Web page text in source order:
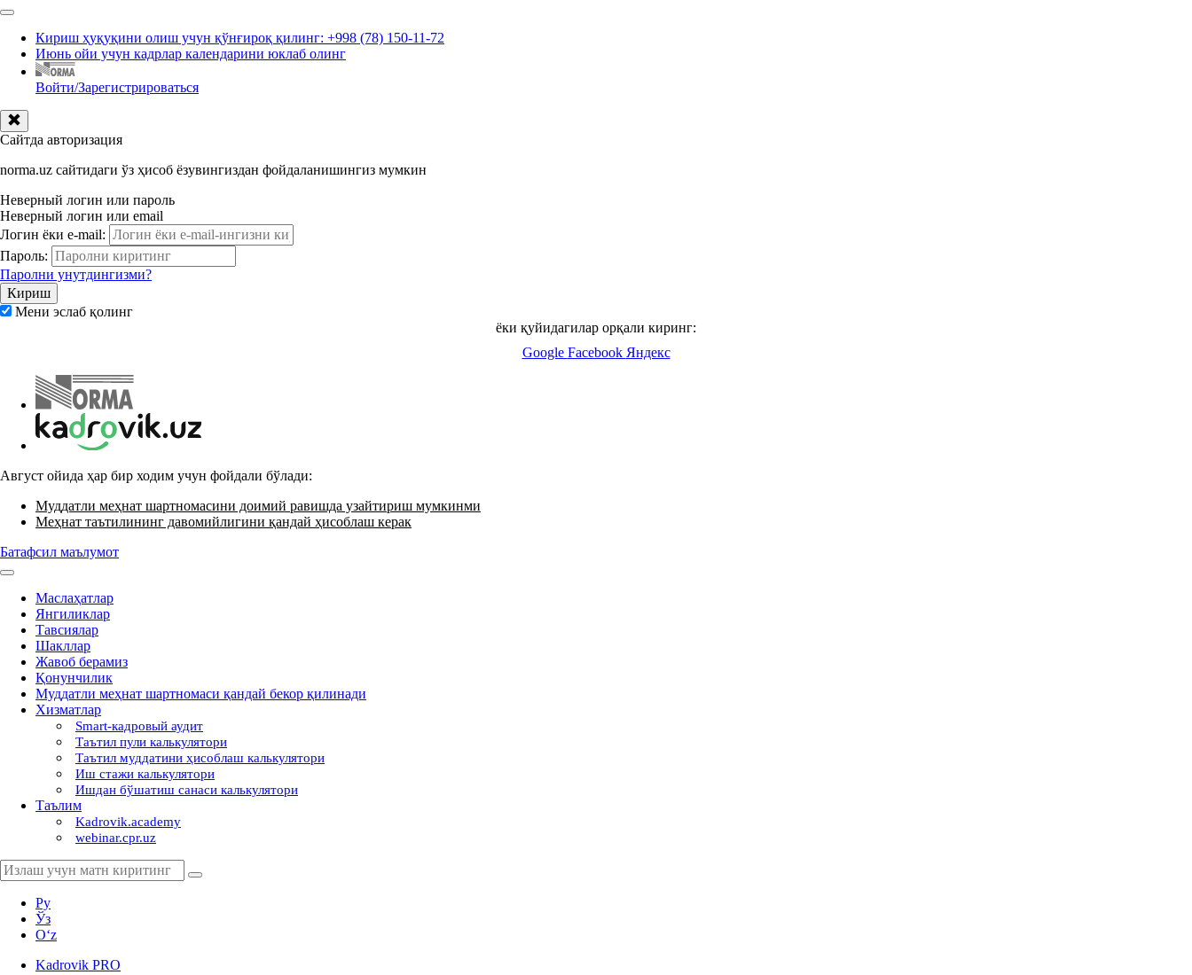
Кириш ҳуқуқини олиш учун қўнғироқ қилинг: +998 (78) 150-11-72
Июнь ойи учун кадрлар календарини юклаб олинг
Войти/Зарегистрироваться
Сайтда авторизация
norma.uz сайтидаги ўз ҳисоб ёзувингиздан фойдаланишингиз мумкин
Неверный логин или пароль
Неверный логин или email
Логин ёки e-mail:
Пароль:
Паролни унутдингизми?
Мени эслаб қолинг
ёки қуйидагилар орқали киринг:
Google Facebook Яндекс
Август ойида ҳар бир ходим учун фойдали бўлади:
Муддатли меҳнат шартномасини доимий равишда узайтириш мумкинми
Меҳнат таътилининг давомийлигини қандай ҳисоблаш керак
Батафсил маълумот
Маслаҳатлар
Янгиликлар
Тавсиялар
Шакллар
Жавоб берамиз
Қонунчилик
Муддатли меҳнат шартномаси қандай бекор қилинади
Хизматлар
Smart-кадровый аудит
Таътил пули калькулятори
Таътил муддатини ҳисоблаш калькулятори
Иш стажи калькулятори
Ишдан бўшатиш санаси калькулятори
Таълим
Kadrovik.academy
webinar.cpr.uz
Ру
Ўз
Oʻz
Kadrovik PRO